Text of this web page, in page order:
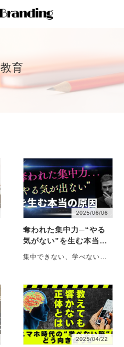
教育
2025/06/06
奪われた集中力─“やる
気がない”を生む本当の
原因
集中できない、学べない。
ん。成長を止めないため
に・・・
2025/04/22